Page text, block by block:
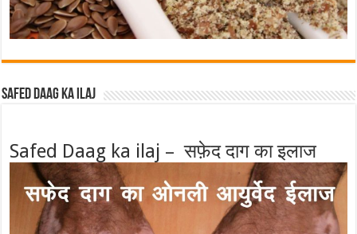
Safed Daag ka ilaj
Safed Daag ka ilaj – सफ़ेद दाग का इलाज